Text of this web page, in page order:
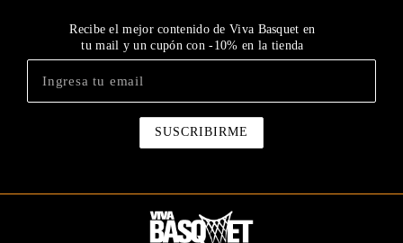
Recibe el mejor contenido de Viva Basquet en
tu mail y un cupón con -10% en la tienda